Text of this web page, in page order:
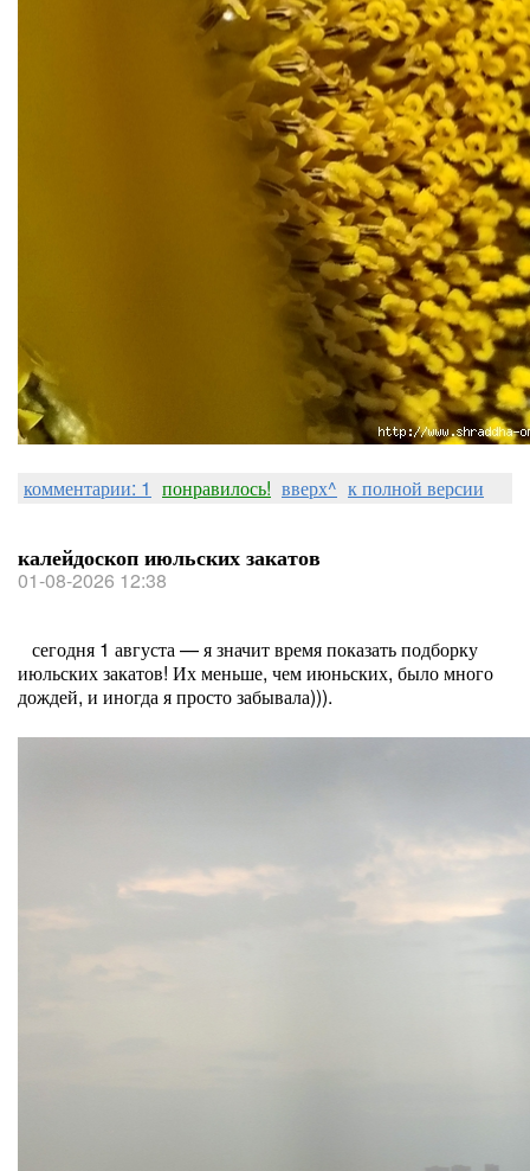
комментарии: 1 понравилось! вверх^ к полной версии
калейдоскоп июльских закатов
01-08-2026 12:38
сегодня 1 августа — я значит время показать подборку
июльских закатов! Их меньше, чем июньских, было много
дождей, и иногда я просто забывала))).